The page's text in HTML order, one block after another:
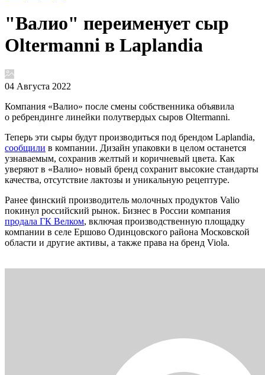
"Валио" переименует сыр
Oltermanni в Laplandia
04 Августа 2022
Компания «Валио» после смены собственника объявила
о ребрендинге линейки полутвердых сыров Oltermanni.
Теперь эти сыры будут производиться под брендом Laplandia,
сообщили в компании. Дизайн упаковки в целом останется
узнаваемым, сохранив желтый и коричневый цвета. Как
уверяют в «Валио» новый бренд сохранит высокие стандарты
качества, отсутствие лактозы и уникальную рецептурe.
Ранее финский производитель молочных продуктов Valio
покинул российский рынок. Бизнес в России компания
продала ГК Велком, включая производственную площадку
компании в селе Ершово Одинцовского района Московской
области и другие активы, а также права на бренд Viola.